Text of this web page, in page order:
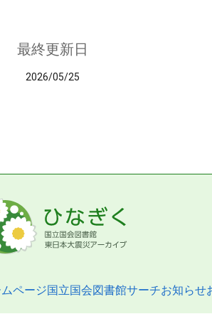
最終更新日
2026/05/25
ページ国立国会図書館サーチお知らせ